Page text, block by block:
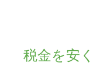
税金を安